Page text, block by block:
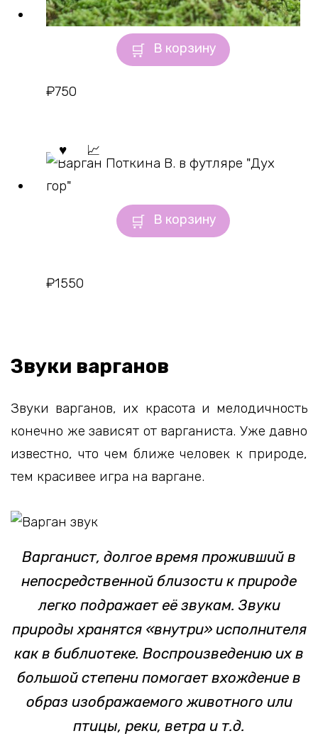
В корзину
₽750
В корзину
₽1550
Звуки варганов
Звуки варганов, их красота и мелодичность
конечно же зависят от варганиста. Уже давно
известно, что чем ближе человек к природе,
тем красивее игра на варгане.
Варганист, долгое время проживший в
непосредственной близости к природе
легко подражает её звукам. Звуки
природы хранятся «внутри» исполнителя
как в библиотеке. Воспроизведению их в
большой степени помогает вхождение в
образ изображаемого животного или
птицы, реки, ветра и т.д.